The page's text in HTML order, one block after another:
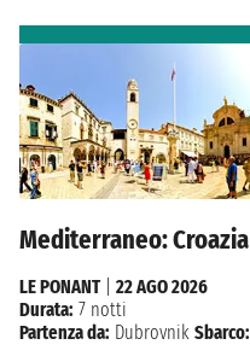
Mediterraneo: Croazia
LE PONANT| 22 AGO 2026
Durata: 7 notti
Partenza da: Dubrovnik Sbarco: